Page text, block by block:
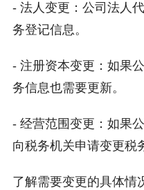
- 法人变更：公司法人
务登记信息。
- 注册资本变更：如果
务信息也需要更新。
- 经营范围变更：如果
向税务机关申请变更税
了解需要变更的具体情